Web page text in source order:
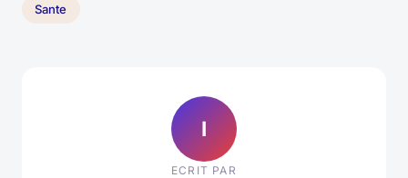
Sante
I
ECRIT PAR